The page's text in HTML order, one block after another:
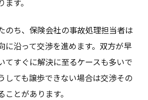
す。
のち、保険会社の事故処理担当者は
に沿って交渉を進めます。双方が早
てすぐに解決に至るケースも多いで
しても譲歩できない場合は交渉その
とがあります。